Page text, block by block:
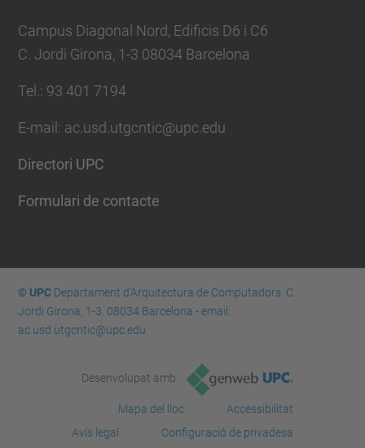
Campus Diagonal Nord, Edificis D6 i C6
C. Jordi Girona, 1-3 08034 Barcelona
Tel.: 93 401 7194
E-mail: ac.usd.utgcntic@upc.edu
Directori UPC
Formulari de contacte
© UPCDepartament d'Arquitectura de Computadors. C.
Jordi Girona, 1-3. 08034 Barcelona - email:
ac.usd.utgcntic@upc.edu
Desenvolupat amb
Mapa del lloc
Accessibilitat
Avís legal
Configuració de privadesa